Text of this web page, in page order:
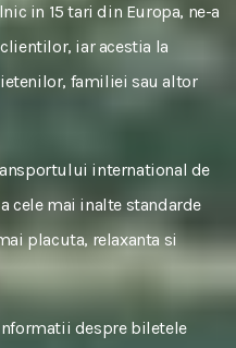
in 15 tari din Europa, ne-a
iar acestia la
familiei sau altor
international de
cele mai inalte standarde
placuta, relaxanta si
despre biletele